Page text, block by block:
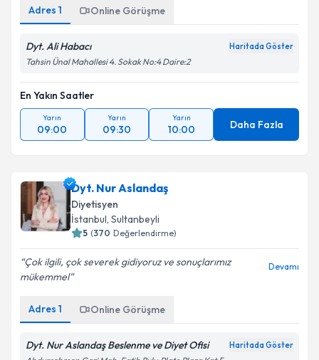
Adres 1 Online Görüşme
Dyt. Ali Habacı
En Yakın Saatler
Yarın
09:00
Yarın
09:30
Yarın
10:00 Daha Fazla
Dyt. Nur Aslandaş
Diyetisyen
İstanbul, Sultanbeyli
( Değerlendirme)
Çok ilgili, çok severek gidiyoruz ve sonuçlarımız
mükemmel️
Adres 1 Online Görüşme
Dyt. Nur Aslandaş Beslenme ve Diyet Ofisi